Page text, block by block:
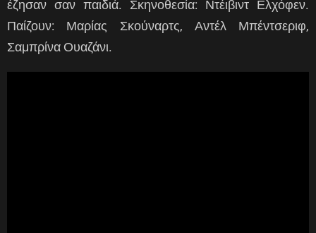
έζησαν σαν παιδιά. Σκηνοθεσία: Ντέιβιντ Ελχόφεν.
Παίζουν: Μαρίας Σκούναρτς, Αντέλ Μπέντσεριφ,
Σαμπρίνα Ουαζάνι.